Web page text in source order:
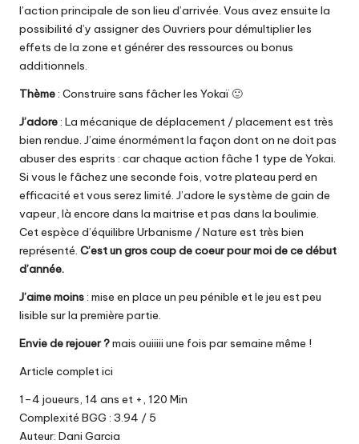
l’action principale de son lieu d’arrivée. Vous avez ensuite la
possibilité d’y assigner des Ouvriers pour démultiplier les
effets de la zone et générer des ressources ou bonus
additionnels.
Thème: Construire sans fâcher les Yokaï 🙂
J’adore: La mécanique de déplacement / placement est très
bien rendue. J’aime énormément la façon dont on ne doit pas
abuser des esprits : car chaque action fâche 1 type de Yokai.
Si vous le fâchez une seconde fois, votre plateau perd en
efficacité et vous serez limité. J’adore le système de gain de
vapeur, là encore dans la maitrise et pas dans la boulimie.
Cet espèce d’équilibre Urbanisme / Nature est très bien
représenté. C’est un gros coup de coeur pour moi de ce début
d’année.
J’aime moins: mise en place un peu pénible et le jeu est peu
lisible sur la première partie.
Envie de rejouer ?mais ouiiiii une fois par semaine même !
Article complet ici
1–4 joueurs, 14 ans et +, 120 Min
Complexité BGG : 3.94 / 5
Auteur: Dani Garcia